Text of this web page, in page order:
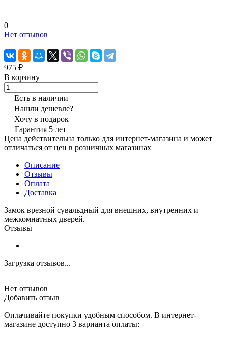
0
Нет отзывов
975 ₽
В корзину
Есть в наличии
Нашли дешевле?
Хочу в подарок
Гарантия 5 лет
Цена действительна только для интернет-магазина и может
отличаться от цен в розничных магазинах
Описание
Отзывы
Оплата
Доставка
Замок врезной сувальдный для внешних, внутренних и
межкомнатных дверей.
Отзывы
Загрузка отзывов...
Нет отзывов
Добавить отзыв
Оплачивайте покупки удобным способом. В интернет-
магазине доступно 3 варианта оплаты: